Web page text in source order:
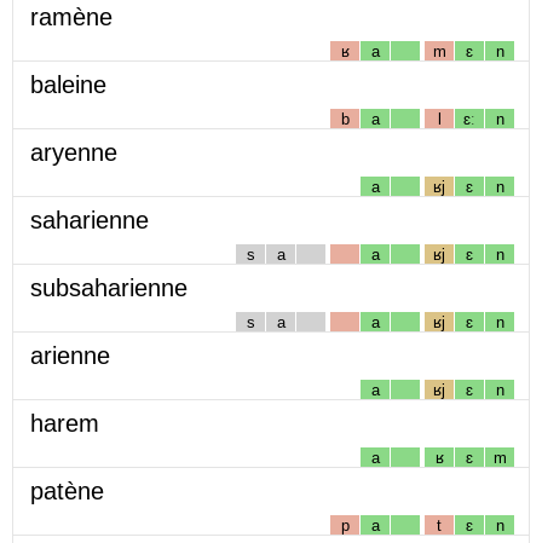
ramène
ʁ a m ɛ n
baleine
b a l ɛː n
aryenne
a ʁj ɛ n
saharienne
s a a ʁj ɛ n
subsaharienne
s a a ʁj ɛ n
arienne
a ʁj ɛ n
harem
a ʁ ɛ m
patène
p a t ɛ n